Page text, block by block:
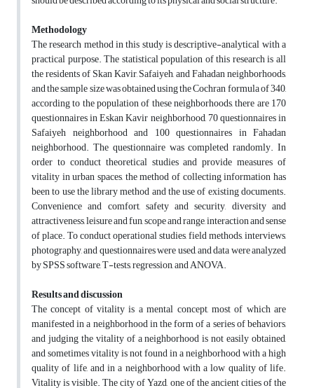
Methodology
The research method in this study is descriptive-analytical with a
practical purpose. The statistical population of this research is all
the residents of Skan Kavir, Safaiyeh, and Fahadan neighborhoods,
and the sample size was obtained using the Cochran formula of 340,
according to the population of these neighborhoods, there are 170
questionnaires in Eskan Kavir neighborhood, 70 questionnaires in
Safaiyeh neighborhood and 100 questionnaires in Fahadan
neighborhood. The questionnaire was completed randomly. In
order to conduct theoretical studies and provide measures of
vitality in urban spaces, the method of collecting information has
been to use the library method and the use of existing documents.
Convenience and comfort, safety and security, diversity and
attractiveness, leisure and fun, scope and range, interaction and sense
of place. To conduct operational studies, field methods, interviews,
photography, and questionnaires were used, and data were analyzed
by SPSS software, T-tests, regression, and ANOVA.
Results and discussion
The concept of vitality is a mental concept, most of which are
manifested in a neighborhood in the form of a series of behaviors,
and judging the vitality of a neighborhood is not easily obtained,
and sometimes vitality is not found in a neighborhood with a high
quality of life, and in a neighborhood with a low quality of life.
Vitality is visible. The city of Yazd, one of the ancient cities of the